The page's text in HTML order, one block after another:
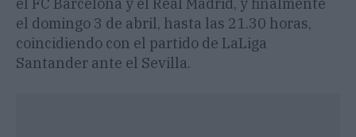
el FC Barcelona y el Real Madrid, y finalmente
el domingo 3 de abril, hasta las 21.30 horas,
coincidiendo con el partido de LaLiga
Santander ante el Sevilla.